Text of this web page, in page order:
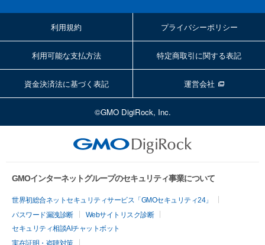
利用規約 プライバシーポリシー
利用可能な支払方法 特定商取引に関する表記
資金決済法に基づく表記 運営会社
©GMO DigiRock, Inc.
GMOインターネットグループのセキュリティ事業について
世界初総合ネットセキュリティサービス「GMOセキュリティ24」
パスワード漏洩診断
Webサイトリスク診断
セキュリティ相談AIチャットボット
実在証明・盗聴対策